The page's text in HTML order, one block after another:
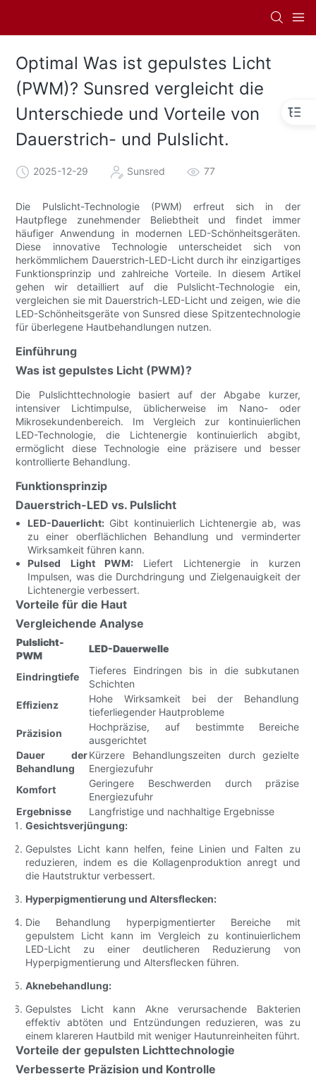
Optimal Was ist gepulstes Licht
(PWM)? Sunsred vergleicht die
Unterschiede und Vorteile von
Dauerstrich- und Pulslicht.
2025-12-29 Sunsred 77
Die Pulslicht-Technologie (PWM) erfreut sich in der
Hautpflege zunehmender Beliebtheit und findet immer
häufiger Anwendung in modernen LED-Schönheitsgeräten.
Diese innovative Technologie unterscheidet sich von
herkömmlichem Dauerstrich-LED-Licht durch ihr einzigartiges
Funktionsprinzip und zahlreiche Vorteile. In diesem Artikel
gehen wir detailliert auf die Pulslicht-Technologie ein,
vergleichen sie mit Dauerstrich-LED-Licht und zeigen, wie die
LED-Schönheitsgeräte von Sunsred diese Spitzentechnologie
für überlegene Hautbehandlungen nutzen.
Einführung
Was ist gepulstes Licht (PWM)?
Die Pulslichttechnologie basiert auf der Abgabe kurzer,
intensiver Lichtimpulse, üblicherweise im Nano- oder
Mikrosekundenbereich. Im Vergleich zur kontinuierlichen
LED-Technologie, die Lichtenergie kontinuierlich abgibt,
ermöglicht diese Technologie eine präzisere und besser
kontrollierte Behandlung.
Funktionsprinzip
Dauerstrich-LED vs. Pulslicht
LED-Dauerlicht: Gibt kontinuierlich Lichtenergie ab, was
zu einer oberflächlichen Behandlung und verminderter
Wirksamkeit führen kann.
Pulsed Light PWM: Liefert Lichtenergie in kurzen
Impulsen, was die Durchdringung und Zielgenauigkeit der
Lichtenergie verbessert.
Vorteile für die Haut
Vergleichende Analyse
Pulslicht-
PWM
LED-Dauerwelle
Eindringtiefe
Tieferes Eindringen bis in die subkutanen
Schichten
Effizienz
Hohe Wirksamkeit bei der Behandlung
tieferliegender Hautprobleme
Präzision
Hochpräzise, ​​auf bestimmte Bereiche
ausgerichtet
Dauer der
Behandlung
Kürzere Behandlungszeiten durch gezielte
Energiezufuhr
Komfort
Geringere Beschwerden durch präzise
Energiezufuhr
Ergebnisse
Langfristige und nachhaltige Ergebnisse
Gesichtsverjüngung:
Gepulstes Licht kann helfen, feine Linien und Falten zu
reduzieren, indem es die Kollagenproduktion anregt und
die Hautstruktur verbessert.
Hyperpigmentierung und Altersflecken:
Die Behandlung hyperpigmentierter Bereiche mit
gepulstem Licht kann im Vergleich zu kontinuierlichem
LED-Licht zu einer deutlicheren Reduzierung von
Hyperpigmentierung und Altersflecken führen.
Aknebehandlung:
Gepulstes Licht kann Akne verursachende Bakterien
effektiv abtöten und Entzündungen reduzieren, was zu
einem klareren Hautbild mit weniger Hautunreinheiten führt.
Vorteile der gepulsten Lichttechnologie
Verbesserte Präzision und Kontrolle